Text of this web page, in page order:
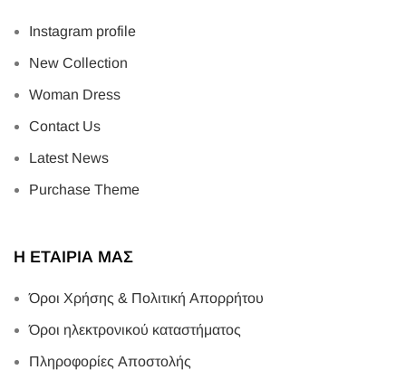
Instagram profile
New Collection
Woman Dress
Contact Us
Latest News
Purchase Theme
Η ΕΤΑΙΡΙΑ ΜΑΣ
Όροι Χρήσης & Πολιτική Απορρήτου
Όροι ηλεκτρονικού καταστήματος
Πληροφορίες Αποστολής